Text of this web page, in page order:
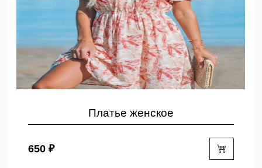
Платье женское
650 ₽